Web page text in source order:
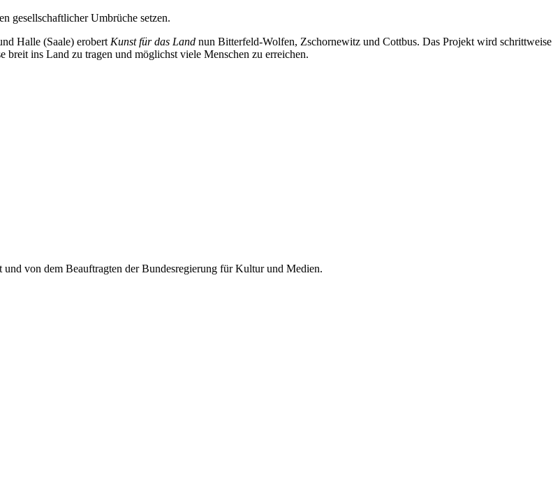
gesellschaftlicher Umbrüche setzen.
Halle (Saale) erobert Kunst für das Land nun Bitterfeld-Wolfen, Zschornewitz und Cottbus. Das Projekt wird schrittweise
ins Land zu tragen und möglichst viele Menschen zu erreichen.
von dem Beauftragten der Bundesregierung für Kultur und Medien.